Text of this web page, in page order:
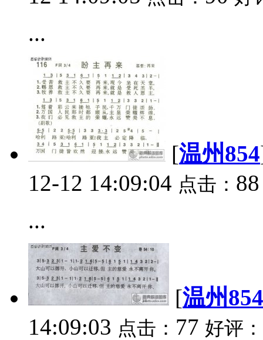
...
[温州854
12-12 14:09:04 点击：
...
[温州854
14:09:03 点击： 77 好评：